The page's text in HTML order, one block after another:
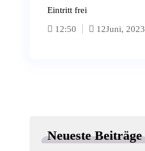
Eintritt frei
12:50
12Juni, 2023
Neueste Beiträge